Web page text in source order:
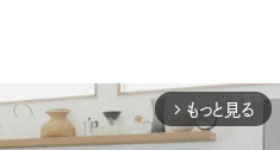
arrow_forward_ios もっと見る